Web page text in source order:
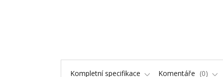
Kompletní specifikace Komentáře 0